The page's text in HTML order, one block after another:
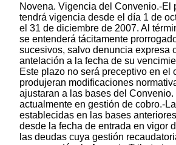
Novena. Vigencia del Convenio.-El
tendrá vigencia desde el día 1 de
el 31 de diciembre de 2007. Al
se entenderá tácitamente
sucesivos, salvo denuncia expresa
antelación a la fecha de su
Este plazo no será preceptivo en el
produjeran modificaciones
ajustaran a las bases del
actualmente en gestión de cobro.-
establecidas en las bases
desde la fecha de entrada en vigor
las deudas cuya gestión